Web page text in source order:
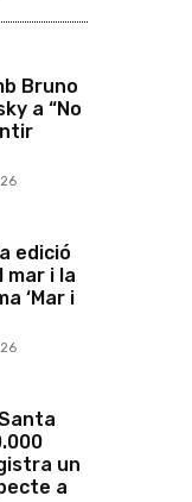
Bruno
a “No
edició
mar i la
‘Mar i
un
a